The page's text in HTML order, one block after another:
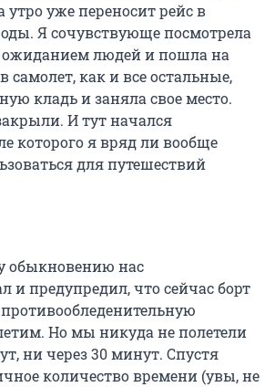
утро уже переносит рейс в
Я сочувствующе посмотрела
людей и пошла на
самолет, как и все остальные,
кладь и заняла свое место.
И тут начался
которого я вряд ли вообще
для путешествий
обыкновению нас
и предупредил, что сейчас борт
Но мы никуда не полетели
ни через 30 минут. Спустя
количество времени (увы, не